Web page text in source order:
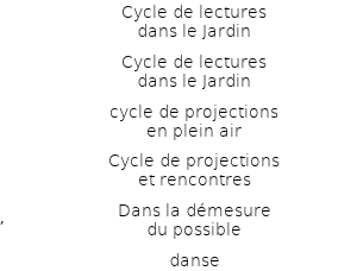
Cycle de lectures
dans le Jardin
Cycle de lectures
dans le Jardin
cycle de projections
en plein air
Cycle de projections
et rencontres
Dans la démesure
du possible
danse